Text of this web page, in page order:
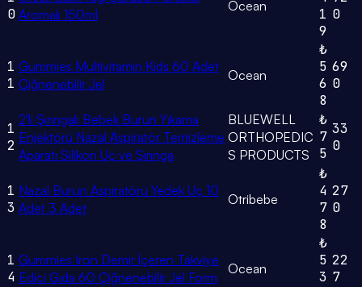
0 Aromalı 150ml
Ocean
1
9
0
1
1
Gummies Multivitamin Kids 60 Adet
Çiğnenebilir Jel
Ocean
₺
5
6
8
69
0
1
2
2'li Şırıngalı Bebek Burun Yıkama
Enjektörü Nazal Aspiratör Temizleme
Aparatı Silikon Uç ve Şırınga
BLUEWELL
ORTHOPEDIC
S PRODUCTS
₺
7
5
33
0
1
3
Nazal Burun Aspiratörü Yedek Uç 10
Adet 3 Adet
Otribebe
₺
4
7
8
27
0
1
4
Gummies Iron Demir İçeren Takviye
Edici Gıda 60 Çiğnenebilir Jel Form
Ocean
₺
5
3
22
7